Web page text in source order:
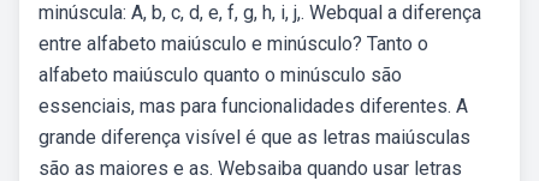
minúscula: A, b, c, d, e, f, g, h, i, j,. Webqual a diferença
entre alfabeto maiúsculo e minúsculo? Tanto o
alfabeto maiúsculo quanto o minúsculo são
essenciais, mas para funcionalidades diferentes. A
grande diferença visível é que as letras maiúsculas
são as maiores e as. Websaiba quando usar letras